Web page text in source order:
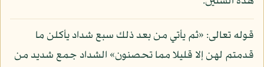
قوله تعالى: «ثم يأتي من بعد ذلك سبع شداد يأكلن ما
قدمتم لهن إلا قليلا مما تحصنون» الشداد جمع شديد من